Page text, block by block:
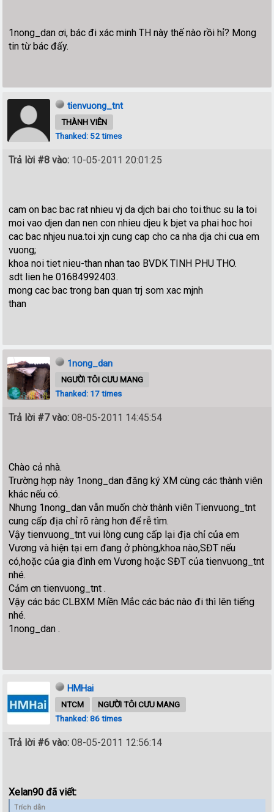
1nong_dan ơi, bác đi xác minh TH này thế nào rồi hỉ? Mong
tin từ bác đấy.
tienvuong_tnt
THÀNH VIÊN
Thanked: 52 times
Trả lời #8 vào: 10-05-2011 20:01:25
cam on bac bac rat nhieu vj da djch bai cho toi.thuc su la toi
moi vao djen dan nen con nhieu djeu k bjet va phai hoc hoi
cac bac nhjeu nua.toi xjn cung cap cho ca nha dja chi cua em
vuong;
khoa noi tiet nieu-than nhan tao BVDK TINH PHU THO.
sdt lien he 01684992403.
mong cac bac trong ban quan trj som xac mjnh
than
1nong_dan
NGƯỜI TÔI CƯU MANG
Thanked: 17 times
Trả lời #7 vào: 08-05-2011 14:45:54
Chào cả nhà.
Trường hợp này 1nong_dan đăng ký XM cùng các thành viên
khác nếu có.
Nhưng 1nong_dan vẫn muốn chờ thành viên Tienvuong_tnt
cung cấp địa chỉ rõ ràng hơn để rễ tìm.
Vậy tienvuong_tnt vui lòng cung cấp lại địa chỉ của em
Vương và hiện tại em đang ở phòng,khoa nào,SĐT nếu
có,hoặc của gia đình em Vương hoặc SĐT của tienvuong_tnt
nhé.
Cảm ơn tienvuong_tnt .
Vậy các bác CLBXM Miền Mắc các bác nào đi thì lên tiếng
nhé.
1nong_dan .
HMHai
NTCM
NGƯỜI TÔI CƯU MANG
Thanked: 86 times
Trả lời #6 vào: 08-05-2011 12:56:14
Xelan90 đã viết:
Trích dẫn